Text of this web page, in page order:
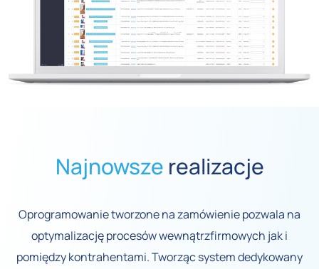
Najnowsze realizacje
Oprogramowanie tworzone na zamówienie pozwala na
optymalizację procesów wewnątrzfirmowych jak i
pomiędzy kontrahentami. Tworząc system dedykowany